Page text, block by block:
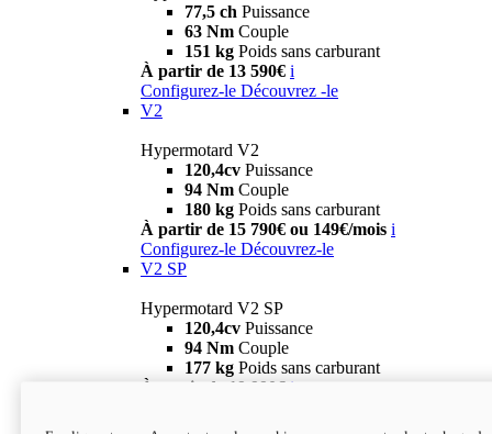
77,5 ch Puissance
63 Nm Couple
151 kg Poids sans carburant
À partir de 13 590€ i
Configurez-le Découvrez -le
V2
Hypermotard V2
120,4cv Puissance
94 Nm Couple
180 kg Poids sans carburant
À partir de 15 790€ ou 149€/mois i
Configurez-le Découvrez-le
V2 SP
Hypermotard V2 SP
120,4cv Puissance
94 Nm Couple
177 kg Poids sans carburant
À partir de 19 990€ i
new
V2 SP 100